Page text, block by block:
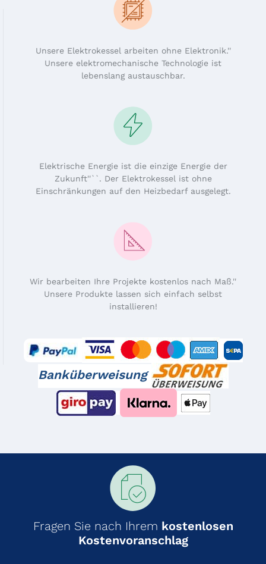
Unsere Elektrokessel arbeiten ohne Elektronik.''
Unsere elektromechanische Technologie ist
lebenslang austauschbar.
Elektrische Energie ist die einzige Energie der
Zukunft''``. Der Elektrokessel ist ohne
Einschränkungen auf den Heizbedarf ausgelegt.
Wir bearbeiten Ihre Projekte kostenlos nach Maß.''
Unsere Produkte lassen sich einfach selbst
installieren!
Banküberweisung
Fragen Sie nach Ihrem kostenlosen
Kostenvoranschlag